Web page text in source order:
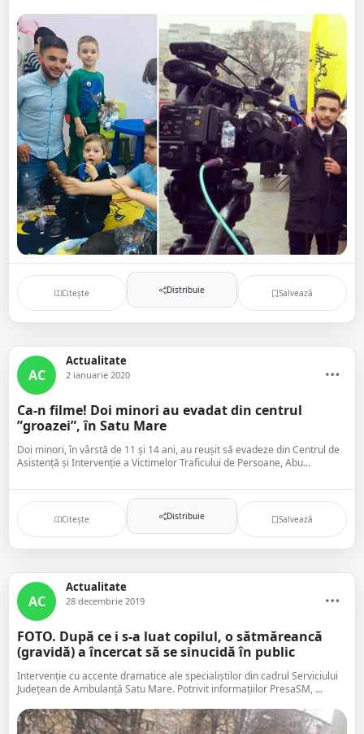
Citește Distribuie Salvează
AC
Actualitate
2 ianuarie 2020
Ca-n filme! Doi minori au evadat din centrul
”groazei”, în Satu Mare
Doi minori, în vârstă de 11 și 14 ani, au reușit să evadeze din Centrul de
Asistență și Intervenție a Victimelor Traficului de Persoane, Abu...
Citește Distribuie Salvează
AC
Actualitate
28 decembrie 2019
FOTO. După ce i s-a luat copilul, o sătmăreancă
(gravidă) a încercat să se sinucidă în public
Intervenție cu accente dramatice ale specialiștilor din cadrul Serviciului
Județean de Ambulanță Satu Mare. Potrivit informațiilor PresaSM, ...